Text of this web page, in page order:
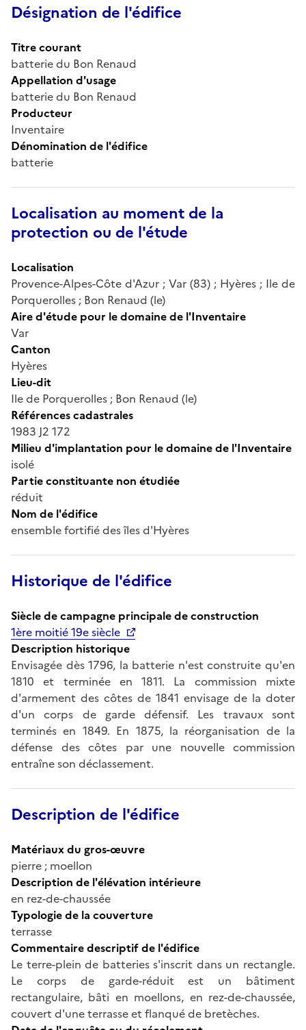
Désignation de l'édifice
Titre courant
batterie du Bon Renaud
Appellation d'usage
batterie du Bon Renaud
Producteur
Inventaire
Dénomination de l'édifice
batterie
Localisation au moment de la
protection ou de l'étude
Localisation
Provence-Alpes-Côte d'Azur ; Var (83) ; Hyères ; Ile de
Porquerolles ; Bon Renaud (le)
Aire d'étude pour le domaine de l'Inventaire
Var
Canton
Hyères
Lieu-dit
Ile de Porquerolles ; Bon Renaud (le)
Références cadastrales
1983 J2 172
Milieu d'implantation pour le domaine de l'Inventaire
isolé
Partie constituante non étudiée
réduit
Nom de l'édifice
ensemble fortifié des îles d'Hyères
Historique de l'édifice
Siècle de campagne principale de construction
1ère moitié 19e siècle
Description historique
Envisagée dès 1796, la batterie n'est construite qu'en
1810 et terminée en 1811. La commission mixte
d'armement des côtes de 1841 envisage de la doter
d'un corps de garde défensif. Les travaux sont
terminés en 1849. En 1875, la réorganisation de la
défense des côtes par une nouvelle commission
entraîne son déclassement.
Description de l'édifice
Matériaux du gros-œuvre
pierre ; moellon
Description de l'élévation intérieure
en rez-de-chaussée
Typologie de la couverture
terrasse
Commentaire descriptif de l'édifice
Le terre-plein de batteries s'inscrit dans un rectangle.
Le corps de garde-réduit est un bâtiment
rectangulaire, bâti en moellons, en rez-de-chaussée,
couvert d'une terrasse et flanqué de bretèches.